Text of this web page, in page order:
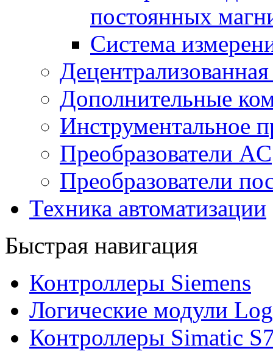
постоянных
Система
Дополнительные
Инструментальное
Преобразователи AC
Преобразователи
Техника автоматизации
Быстрая навигация
Контроллеры Siemens
Логические модули
Контроллеры Simatic